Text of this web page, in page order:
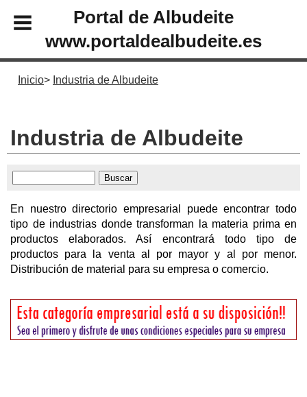
Portal de Albudeite
www.portaldealbudeite.es
Inicio Industria de Albudeite
Industria de Albudeite
En nuestro directorio empresarial puede encontrar todo
tipo de industrias donde transforman la materia prima en
productos elaborados. Así encontrará todo tipo de
productos para la venta al por mayor y al por menor.
Distribución de material para su empresa o comercio.